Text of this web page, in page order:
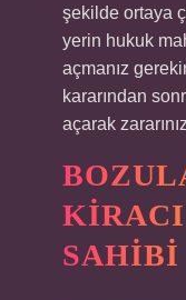
şekilde ortaya
yerin hukuk
açmanız
kararından
açarak
SAHIBI